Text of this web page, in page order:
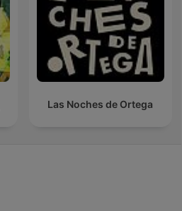
Las Noches de Ortega